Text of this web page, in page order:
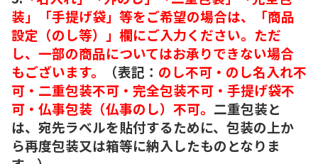
装」「手提げ袋」等をご希望の場合は、「商品
設定（のし等）」欄にご入力ください。ただ
し、一部の商品についてはお承りできない場合
もございます。
（表記： のし不可・のし名入れ不
可・二重包装不可・完全包装不可・手提げ袋不
可・仏事包装（仏事のし）不可。 二重包装と
は、宛先ラベルを貼付するために、包装の上か
ら再度包装又は箱等に納入したものとなりま